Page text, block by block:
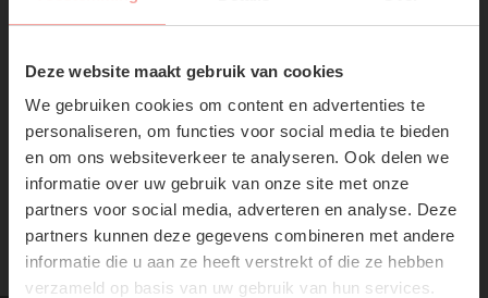
Deze website maakt gebruik van cookies
We gebruiken cookies om content en advertenties te
personaliseren, om functies voor social media te bieden
en om ons websiteverkeer te analyseren. Ook delen we
informatie over uw gebruik van onze site met onze
partners voor social media, adverteren en analyse. Deze
partners kunnen deze gegevens combineren met andere
informatie die u aan ze heeft verstrekt of die ze hebben
verzameld op basis van uw gebruik van hun services.
SUBSCRIBE NOW & GET
10% OFF YOUR FIRST
ORDER!
Don't miss out on our trendy new drops or exclusive
Verzenden & Retourneren
RECENTE ARTIKELEN